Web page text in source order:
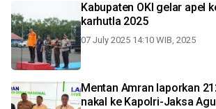
Kabupaten OKI gelar apel
karhutla 2025
07 July 2025 14:10 WIB, 2025
Mentan Amran laporkan
nakal ke Kapolri-Jaksa